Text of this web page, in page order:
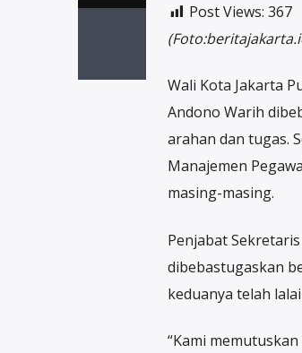
Post Views: 367
Wali Kota Jakarta
Andono Warih
arahan dan tugas.
Manajemen
masing-masing.
Penjabat
dibebastugaskan
keduanya telah
“Kami